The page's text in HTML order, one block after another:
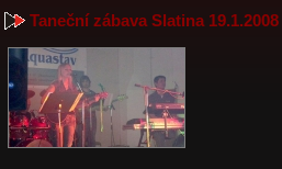
Taneční zábava Slatina 19.1.2008